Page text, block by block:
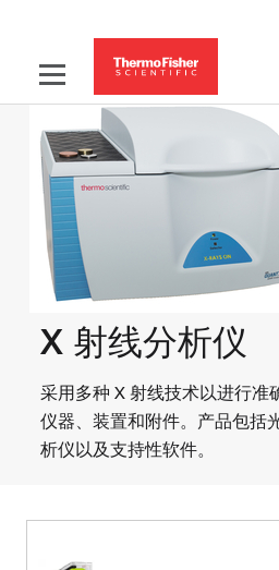
X 射线分析仪
采用多种 X 射线技术以进行准
仪器、装置和附件。产品包括
析仪以及支持性软件。